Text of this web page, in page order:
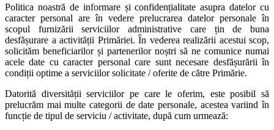
Politica noastră de informare și confidențialitate asupra datelor cu
caracter personal are în vedere prelucrarea datelor personale în
scopul furnizării serviciilor administrative care țin de buna
desfășurare a activității Primăriei. În vederea realizării acestui scop,
solicităm beneficiarilor și partenerilor noștri să ne comunice numai
acele date cu caracter personal care sunt necesare desfășurării în
condiții optime a serviciilor solicitate / oferite de către Primărie.
Datorită diversității serviciilor pe care le oferim, este posibil să
prelucrăm mai multe categorii de date personale, acestea variind în
funcție de tipul de serviciu / activitate, după cum urmează: